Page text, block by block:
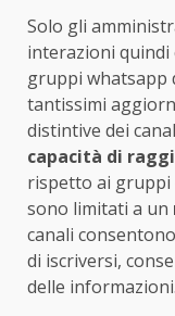
Solo gli
interazioni quindi
gruppi whatsapp
tantissimi
distintive dei
capacità di
rispetto ai gruppi
sono limitati a un
canali
di iscriversi,
delle informazioni.